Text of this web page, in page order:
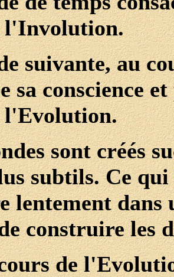
l'Involution.
suivante, au
sa conscience
l'Evolution.
sont créés
subtils. Ce
lentement
construire les
de